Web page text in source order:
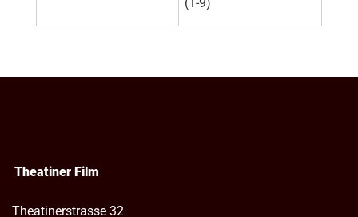
Theatiner Film
Theatinerstrasse 32